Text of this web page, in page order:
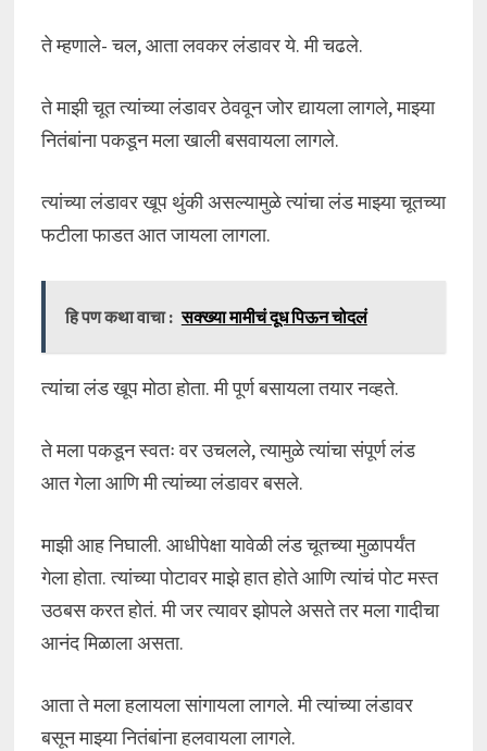
ते म्हणाले- चल, आता लवकर लंडावर ये. मी चढले.
ते माझी चूत त्यांच्या लंडावर ठेववून जोर द्यायला लागले, माझ्या
नितंबांना पकडून मला खाली बसवायला लागले.
त्यांच्या लंडावर खूप थुंकी असल्यामुळे त्यांचा लंड माझ्या चूतच्या
फटीला फाडत आत जायला लागला.
हि पण कथा वाचा : सक्ख्या मामीचं दूध पिऊन चोदलं
त्यांचा लंड खूप मोठा होता. मी पूर्ण बसायला तयार नव्हते.
ते मला पकडून स्वतः वर उचलले, त्यामुळे त्यांचा संपूर्ण लंड
आत गेला आणि मी त्यांच्या लंडावर बसले.
माझी आह निघाली. आधीपेक्षा यावेळी लंड चूतच्या मुळापर्यंत
गेला होता. त्यांच्या पोटावर माझे हात होते आणि त्यांचं पोट मस्त
उठबस करत होतं. मी जर त्यावर झोपले असते तर मला गादीचा
आनंद मिळाला असता.
आता ते मला हलायला सांगायला लागले. मी त्यांच्या लंडावर
बसून माझ्या नितंबांना हलवायला लागले.